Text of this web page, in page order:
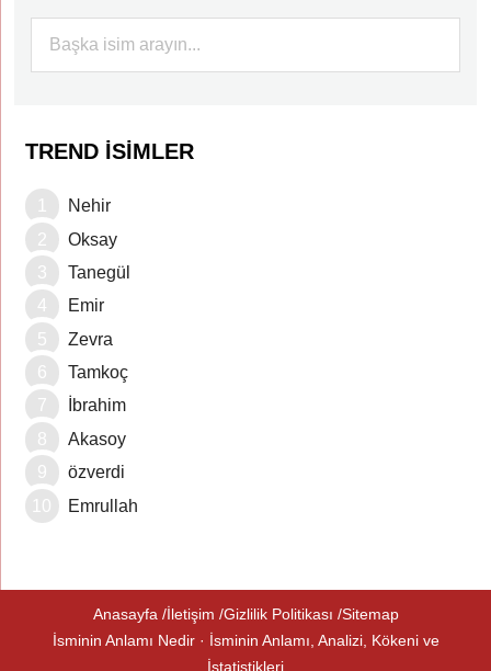
TREND İSIMLER
Nehir
Oksay
Tanegül
Emir
Zevra
Tamkoç
İbrahim
Akasoy
özverdi
Emrullah
Anasayfa İletişim Gizlilik Politikası Sitemap
İsminin Anlamı Nedir · İsminin Anlamı, Analizi, Kökeni ve
İstatistikleri